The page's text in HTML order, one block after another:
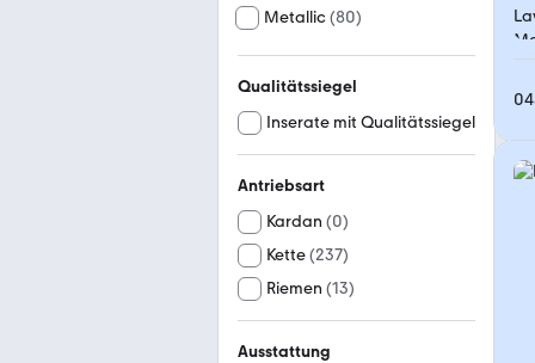
Metallic(80)
Qualitätssiegel
Inserate mit Qualitätssiegel
Antriebsart
Kardan (0)
Kette(237)
Riemen (13)
Ausstattung